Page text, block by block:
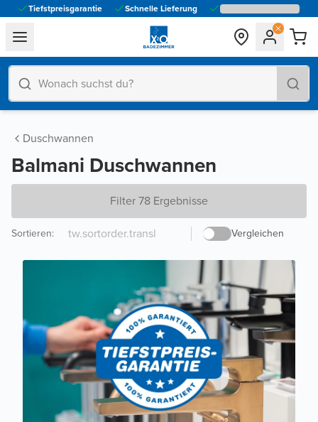
Tiefstpreisgarantie Schnelle Lieferung
general.navigation.toggle_menu.label
Duschwannen
Balmani Duschwannen
Filter 78 Ergebnisse
Vergleichen
Sortieren: